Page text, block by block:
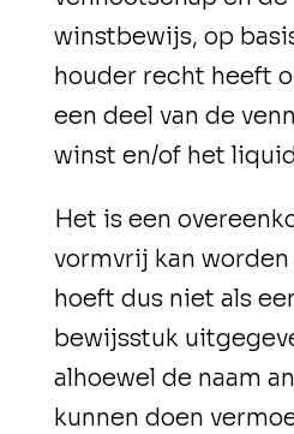
winstbewijs, op
houder recht heeft
een deel van de
winst en/of het
Het is een
vormvrij kan worden
hoeft dus niet als
bewijsstuk
alhoewel de naam
kunnen doen